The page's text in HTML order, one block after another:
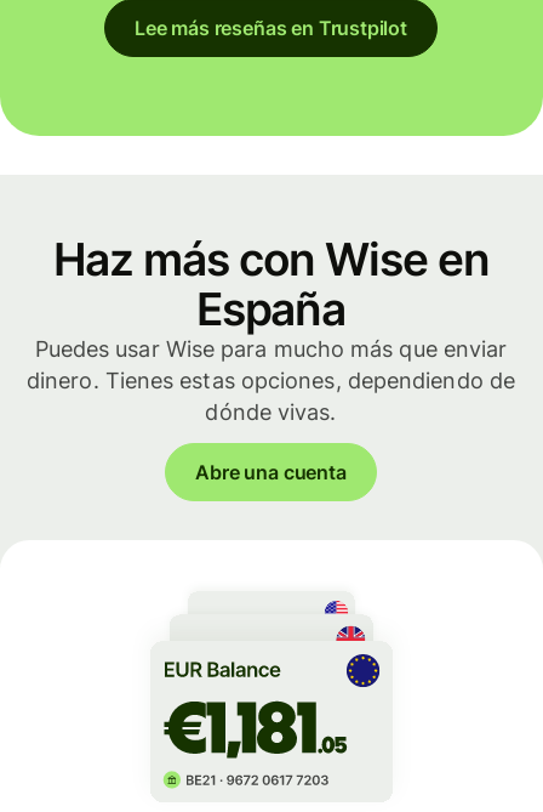
Lee más reseñas en Trustpilot
Haz más con Wise en
España
Puedes usar Wise para mucho más que enviar
dinero. Tienes estas opciones, dependiendo de
dónde vivas.
Abre una cuenta